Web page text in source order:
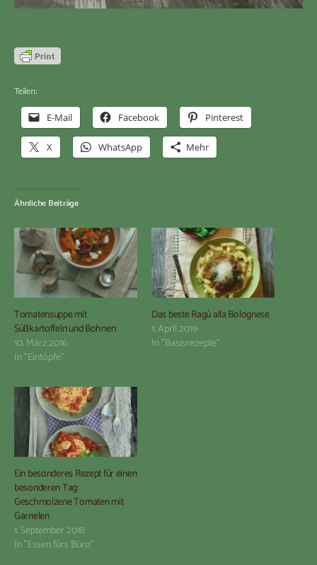
Teilen:
E-Mail Facebook Pinterest
X WhatsApp Mehr
Ähnliche Beiträge
Tomatensuppe mit
Süßkartoffeln und Bohnen
10. März 2016
In "Eintöpfe"
Das beste Ragù alla Bolognese
1. April 2019
In "Basisrezepte"
Ein besonderes Rezept für einen
besonderen Tag:
Geschmolzene Tomaten mit
Garnelen
1. September 2018
In "Essen fürs Büro"